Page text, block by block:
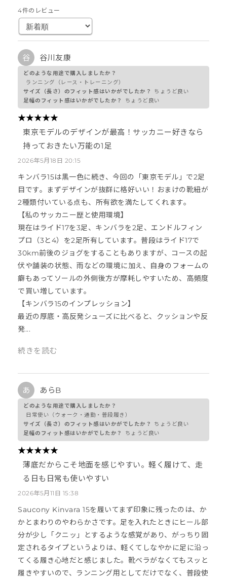
4件のレビュー
谷 谷川友康
どのような用途で購入しましたか？
ランニング（レース・トレーニング）
サイズ（長さ）のフィット感はいかがでしたか？
ちょうど良い
足幅のフィット感はいかがでしたか？
ちょうど良い
★★★★★
★★★★★
東京モデルのデザインが最高！サッカニー好きなら
持っておきたい万能の1足
2026年5月18日 20:15
キンバラ15は黒一色に続き、今回の「東京モデル」で2足
目です。まずデザインが抜群に格好いい！おまけの靴紐が
2種類付いている点も、所有欲を満たしてくれます。
​【私のサッカニー歴と使用環境】
現在はライド17を3足、キンバラを2足、エンドルフィン
プロ（3と4）を2足所有しています。普段はライド17で
30km前後のジョグをすることもありますが、コースの起
伏や舗装の状態、雨などの環境に加え、自身のフォームの
癖もあってソールの外側後方が摩耗しやすいため、高頻度
で買い増しています。
​【キンバラ15のインプレッション】
最近の厚底・高反発シューズに比べると、クッションや反
発...
続きを読む
あ あらB
どのような用途で購入しましたか？
日常使い（ウォーク・通勤・普段履き）
サイズ（長さ）のフィット感はいかがでしたか？
ちょうど良い
足幅のフィット感はいかがでしたか？
ちょうど良い
★★★★★
★★★★★
薄底だからこそ地面を感じやすい。軽く履けて、走
る日も日常も使いやすい
2026年5月11日 15:38
Saucony Kinvara 15を履いてまず印象に残ったのは、か
かとまわりのやわらかさです。足を入れたときにヒール部
分が少し「クニッ」とするような感覚があり、がっちり固
定されるタイプというよりは、軽くてしなやかに足に沿っ
てくる履き心地だと感じました。靴ベラがなくてもスッと
履きやすいので、ランニング用としてだけでなく、普段使